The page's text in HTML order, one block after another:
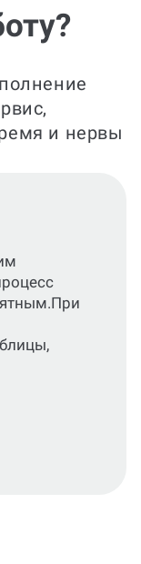
и нервы
МУ
и
вашего